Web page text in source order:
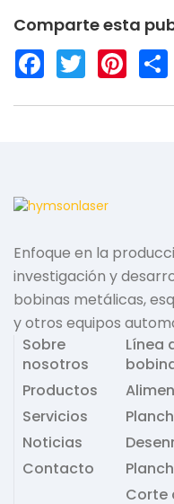
Comparte esta
Enfoque en la
investigación y
bobinas metálicas,
y otros equipos
Sobre
nosotros
Productos
Servicios
Noticias
Contacto
Línea
Corte